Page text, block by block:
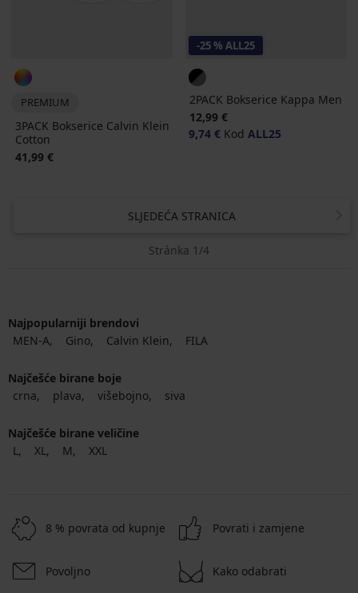
PREMIUM
3PACK Bokserice Calvin Klein
Cotton
41,99 €
-25 % ALL25
2PACK Bokserice Kappa Men
12,99 €
9,74 € Kod ALL25
SLJEDEĆA STRANICA
Stránka 1/4
Najpopularniji brendovi
MEN-A
Gino Calvin Klein FILA
Najčešće birane boje
crna
plava višebojno siva
Najčešće birane veličine
L
XL M XXL
8 % povrata od kupnje Povrati i zamjene
Povoljno Kako odabrati